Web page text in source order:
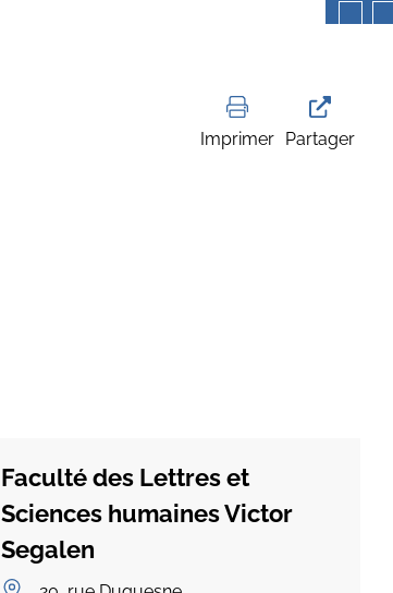
Imprimer Partager
Faculté des Lettres et
Sciences humaines Victor
Segalen